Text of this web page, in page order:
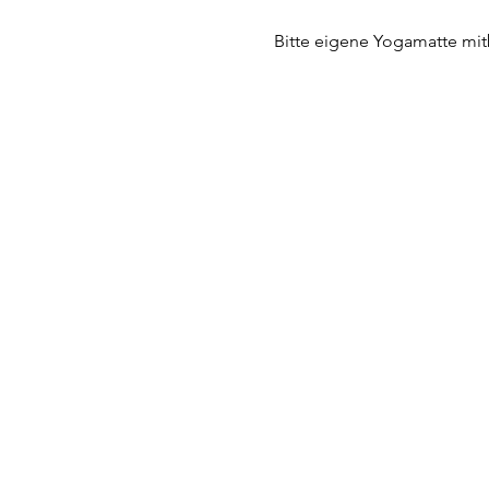
Bitte eigene Yogamatte